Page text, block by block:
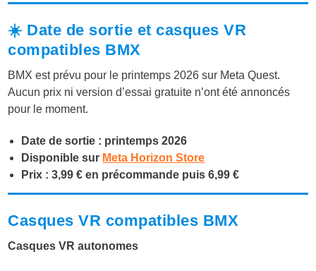
☀️ Date de sortie et casques VR
compatibles BMX
BMX est prévu pour le printemps 2026 sur Meta Quest.
Aucun prix ni version d’essai gratuite n’ont été annoncés
pour le moment.
Date de sortie : printemps 2026
Disponible sur Meta Horizon Store
Prix : 3,99 € en précommande puis 6,99 €
Casques VR compatibles BMX
Casques VR autonomes